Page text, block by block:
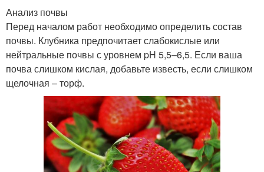
Анализ почвы
Перед началом работ необходимо определить состав
почвы. Клубника предпочитает слабокислые или
нейтральные почвы с уровнем pH 5,5–6,5. Если ваша
почва слишком кислая, добавьте известь, если слишком
щелочная – торф.